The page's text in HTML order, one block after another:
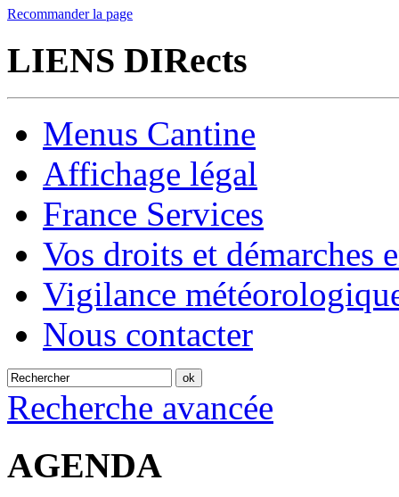
Recommander la page
LIENS DIRects
Menus Cantine
Affichage légal
France Services
Vos droits et démarches
Vigilance
Nous contacter
Recherche avancée
AGENDA